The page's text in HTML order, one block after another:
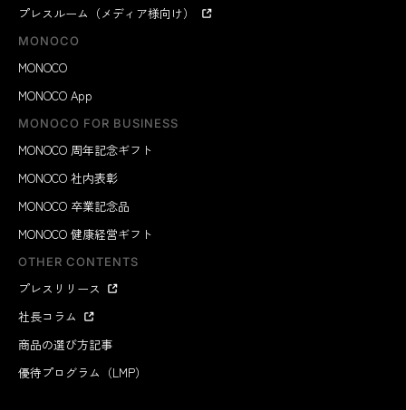
プレスルーム（メディア様向け）
MONOCO
MONOCO
MONOCO App
MONOCO FOR BUSINESS
MONOCO 周年記念ギフト
MONOCO 社内表彰
MONOCO 卒業記念品
MONOCO 健康経営ギフト
OTHER CONTENTS
プレスリリース
社長コラム
商品の選び方記事
優待プログラム（LMP）